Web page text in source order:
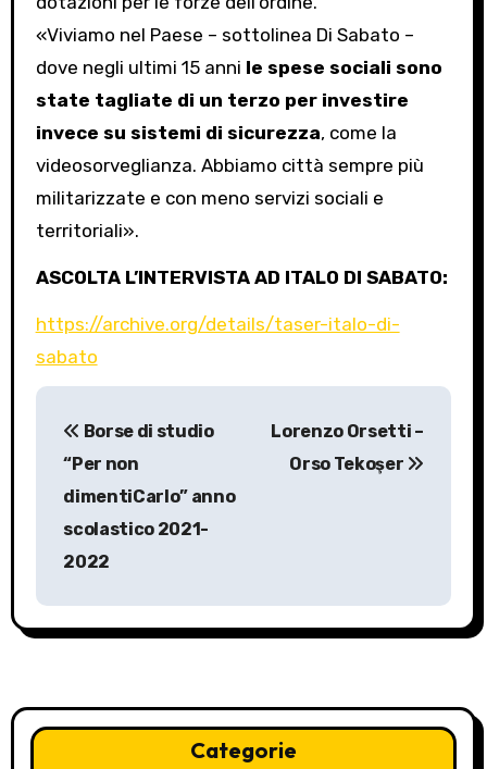
«Viviamo nel Paese – sottolinea Di Sabato –
dove negli ultimi 15 anni le spese sociali sono
state tagliate di un terzo per investire
invece su sistemi di sicurezza, come la
videosorveglianza. Abbiamo città sempre più
militarizzate e con meno servizi sociali e
territoriali».
ASCOLTA L’INTERVISTA AD ITALO DI SABATO:
https://archive.org/details/taser-italo-di-
sabato
P
a
i
Borse di studio
“Per non
dimentiCarlo” anno
scolastico 2021-
2022
Lorenzo Orsetti –
Orso Tekoşer
Categorie